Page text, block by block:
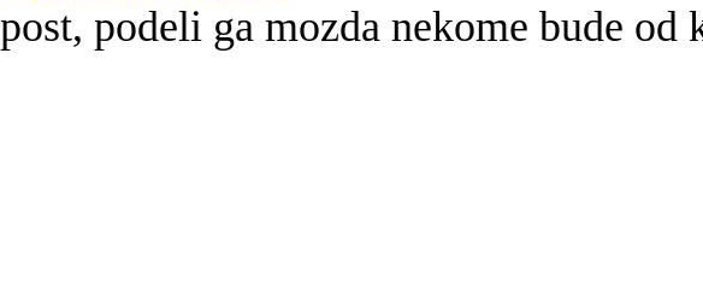
podeli ga mozda nekome bude od